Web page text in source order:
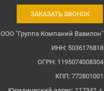
ЗАКАЗАТЬ ЗВОНОК
ООО "Группа Компаний Вавилон"
ИНН: 5036176818
ОГРН: 1195074008304
КПП: 772801001